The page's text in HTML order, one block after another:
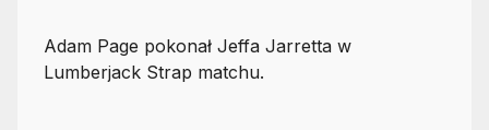
Adam Page pokonał Jeffa Jarretta w
Lumberjack Strap matchu.